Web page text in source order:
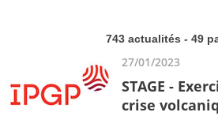
743 actualités - 49
27/01/2023
STAGE -
crise